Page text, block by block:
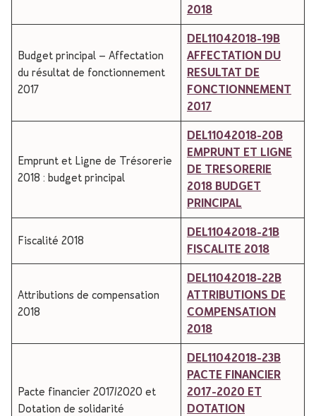
2018
Budget principal – Affectation
du résultat de fonctionnement
2017
DEL11042018-19B
AFFECTATION DU
RESULTAT DE
FONCTIONNEMENT
2017
Emprunt et Ligne de Trésorerie
2018 : budget principal
DEL11042018-20B
EMPRUNT ET LIGNE
DE TRESORERIE
2018 BUDGET
PRINCIPAL
Fiscalité 2018
DEL11042018-21B
FISCALITE 2018
Attributions de compensation
2018
DEL11042018-22B
ATTRIBUTIONS DE
COMPENSATION
2018
Pacte financier 2017/2020 et
Dotation de solidarité
DEL11042018-23B
PACTE FINANCIER
2017-2020 ET
DOTATION